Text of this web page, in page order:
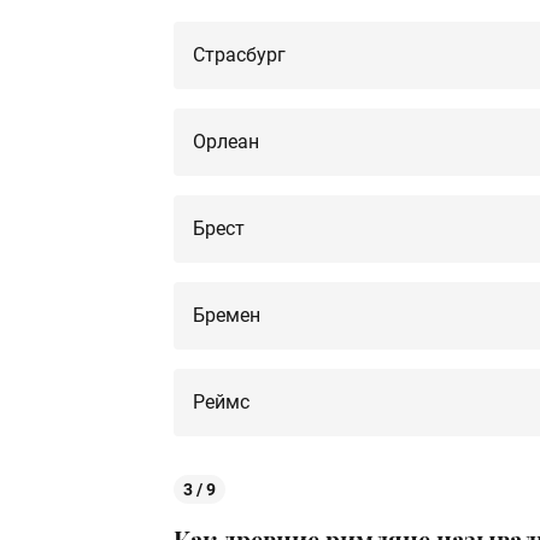
Страсбург
Орлеан
Брест
Бремен
Реймс
3 / 9